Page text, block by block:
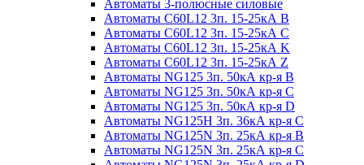
Автоматы 3-полюсные силовые
Автоматы C60L12 3п. 15-25кА B
Автоматы C60L12 3п. 15-25кА C
Автоматы C60L12 3п. 15-25кА K
Автоматы C60L12 3п. 15-25кА Z
Автоматы NG125 3п. 50кА кр-я B
Автоматы NG125 3п. 50кА кр-я C
Автоматы NG125 3п. 50кА кр-я D
Автоматы NG125H 3п. 36кА кр-я C
Автоматы NG125N 3п. 25кА кр-я B
Автоматы NG125N 3п. 25кА кр-я C